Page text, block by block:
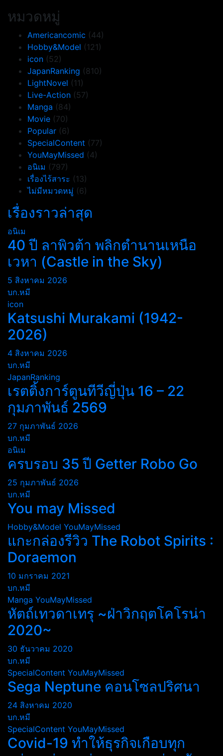
หมวดหมู่
Americancomic (44)
Hobby&Model (121)
icon (52)
JapanRanking (810)
LightNovel (11)
Live-Action (57)
Manga (84)
Movie (70)
Popular (6)
SpecialContent (77)
YouMayMissed (4)
อนิเม (797)
เรื่องไร้สาระ (13)
ไม่มีหมวดหมู่ (6)
เรื่องราวล่าสุด
อนิเม
40 ปี ลาพิวต้า พลิกตำนานเหนือ
เวหา (Castle in the Sky)
5 สิงหาคม 2026
บก.หมี
icon
Katsushi Murakami (1942-
2026)
4 สิงหาคม 2026
บก.หมี
JapanRanking
เรตติ้งการ์ตูนทีวีญี่ปุ่น 16 – 22
กุมภาพันธ์ 2569
27 กุมภาพันธ์ 2026
บก.หมี
อนิเม
ครบรอบ 35 ปี Getter Robo Go
25 กุมภาพันธ์ 2026
บก.หมี
You may Missed
Hobby&Model YouMayMissed
แกะกล่องรีวิว The Robot Spirits :
Doraemon
10 มกราคม 2021
บก.หมี
Manga YouMayMissed
หัตถ์เทวดาเทรุ ~ฝ่าวิกฤตโคโรน่า
2020~
30 ธันวาคม 2020
บก.หมี
SpecialContent YouMayMissed
Sega Neptune คอนโซลปริศนา
24 สิงหาคม 2020
บก.หมี
SpecialContent YouMayMissed
Covid-19 ทำให้ธุรกิจเกือบทุก